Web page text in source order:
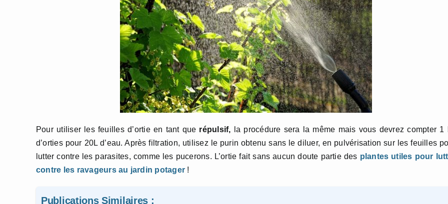
Pour utiliser les feuilles d’ortie en tant que répulsif, la procédure sera la même mais vous devrez compter 1
d’orties pour 20L d’eau. Après filtration, utilisez le purin obtenu sans le diluer, en pulvérisation sur les feuilles
lutter contre les parasites, comme les pucerons. L’ortie fait sans aucun doute partie des plantes utiles pour
contre les ravageurs au jardin potager !
Publications Similaires :